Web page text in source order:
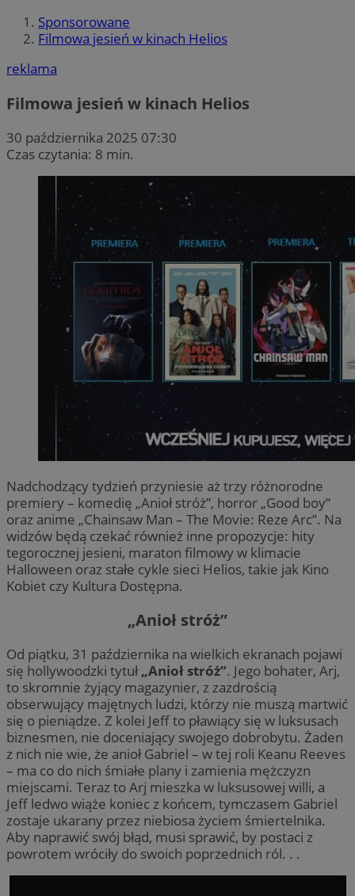
Sponsorowane
Filmowa jesień w kinach Helios
reklama
Filmowa jesień w kinach Helios
30 października 2025 07:30
Czas czytania: 8 min.
Nadchodzący tydzień przyniesie aż trzy różnorodne
premiery – komedię „Anioł stróż”, horror „Good boy”
oraz anime „Chainsaw Man – The Movie: Reze Arc”. Na
widzów będą czekać również inne propozycje: hity
tegorocznej jesieni, maraton filmowy w klimacie
Halloween oraz stałe cykle sieci Helios, takie jak Kino
Kobiet czy Kultura Dostępna.
„Anioł stróż”
Od piątku, 31 października na wielkich ekranach pojawi
się hollywoodzki tytuł„Anioł stróż”. Jego bohater, Arj,
to skromnie żyjący magazynier, z zazdrością
obserwujący majętnych ludzi, którzy nie muszą martwić
się o pieniądze. Z kolei Jeff to pławiący się w luksusach
biznesmen, nie doceniający swojego dobrobytu. Żaden
z nich nie wie, że anioł Gabriel – w tej roli Keanu Reeves
– ma co do nich śmiałe plany i zamienia mężczyzn
miejscami. Teraz to Arj mieszka w luksusowej willi, a
Jeff ledwo wiąże koniec z końcem, tymczasem Gabriel
zostaje ukarany przez niebiosa życiem śmiertelnika.
Aby naprawić swój błąd, musi sprawić, by postaci z
powrotem wróciły do swoich poprzednich ról. . .